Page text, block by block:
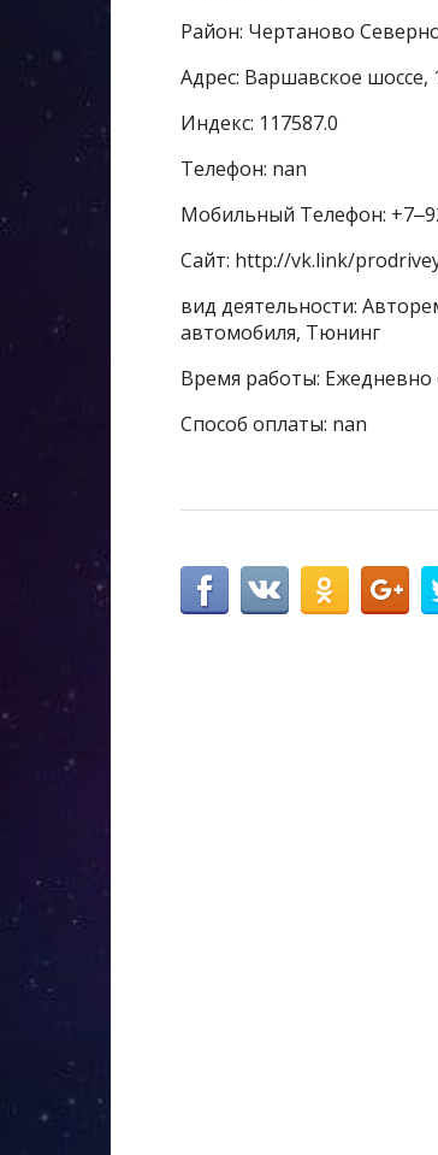
Район: Чертаново
Адрес: Варшавское шоссе,
Индекс: 117587.0
Телефон: nan
Мобильный Телефон:
Сайт: http://vk.link/
вид деятельности:
автомобиля, Тюнинг
Время работы: Ежедневно
Способ оплаты: nan